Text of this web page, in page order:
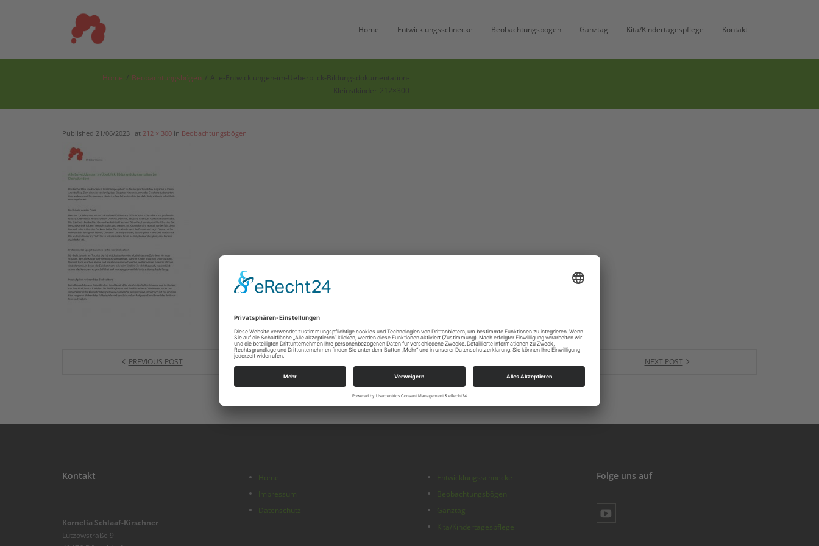
Home Entwicklungsschnecke Beobachtungsbogen Ganztag Kita/Kindertagespflege Kontakt
Home / Beobachtungsbögen / Alle-Entwicklungen-im-Ueberblick-Bildungsdokumentation-
Kleinstkinder-212×300
Published 21/06/2023 at 212 × 300 in Beobachtungsbögen
PREVIOUS POST NEXT POST
Kontakt
Kornelia Schlaaf-Kirschner
Lützowstraße 9
Home
Impressum
Datenschutz
Entwicklungsschnecke
Beobachtungsbögen
Ganztag
Kita/Kindertagespflege
Folge uns auf